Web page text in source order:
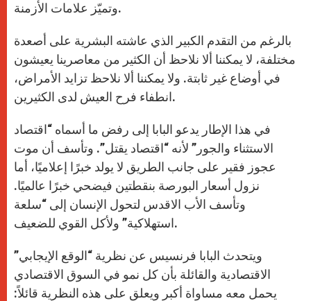
وتميّز علامات الأزمنة.
بالرغم من التقدم الكبير الذي عاشته البشرية على أصعدة
مختلفة، لا يمكننا ألا نلاحظ أن الكثير من معاصرينا يعيشون
في أوضاع غير ثابتة. ولا يمكننا ألا نلاحظ تزايد الأمراض،
انطفاء فرح العيش لدى الكثيرين.
في هذا الإطار يدعو البابا إلى رفض ما أسماه “اقتصاد
الاستثناء والجور” لأنه “اقتصاد يقتل”. وتأسف أن موت
عجوز فقير على جانب الطريق لا يولد خبرًا إعلاميًا، أما
نزول أسعار البورصة بنقطتين فيضحي خبرًا عالميًا.
وتأسف الأب الاقدس لتحول الإنسان إلى “سلعة
استهلاكية” ولأكل القوي للضعيف.
ويتحدث البابا فرنسيس عن نظرية “الوقع الإيجابي”
الاقتصادية والقائلة بأن كل نمو في السوق الاقتصادي
يحمل معه مساواة أكبر ويعلق على هذه النظرية قائلاً: